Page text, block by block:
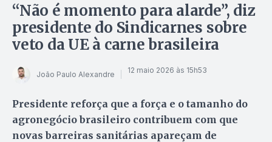
“Não é momento para alarde”, diz
presidente do Sindicarnes sobre
veto da UE à carne brasileira
João Paulo Alexandre 12 maio 2026 às 15h53
Presidente reforça que a força e o tamanho do
agronegócio brasileiro contribuem com que
novas barreiras sanitárias apareçam de